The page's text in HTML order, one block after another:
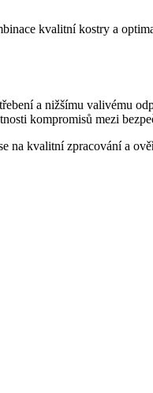
kvalitní kostry a
a nižšímu valivému
kompromisů mezi
na kvalitní zpracování a